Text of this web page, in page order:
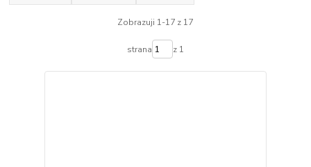
Zobrazuji 1-17 z 17
strana z 1